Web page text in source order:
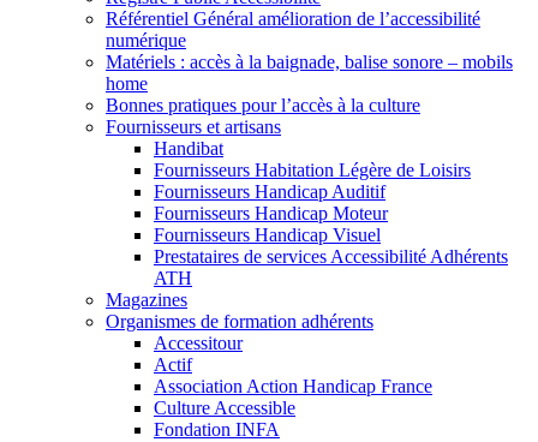
Référentiel Général amélioration de l’accessibilité
numérique
Matériels : accès à la baignade, balise sonore – mobils
home
Bonnes pratiques pour l’accès à la culture
Fournisseurs et artisans
Handibat
Fournisseurs Habitation Légère de Loisirs
Fournisseurs Handicap Auditif
Fournisseurs Handicap Moteur
Fournisseurs Handicap Visuel
Prestataires de services Accessibilité Adhérents
ATH
Magazines
Organismes de formation adhérents
Accessitour
Actif
Association Action Handicap France
Culture Accessible
Fondation INFA